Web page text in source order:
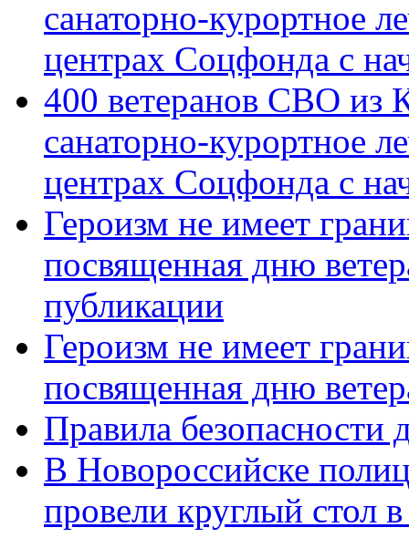
санаторно-курортное
центрах Соцфонда с
400 ветеранов СВО из
санаторно-курортное
центрах Соцфонда с
Героизм не имеет
посвященная дню
публикации
Героизм не имеет
посвященная дню
Правила безопасности
В Новороссийске
провели круглый стол